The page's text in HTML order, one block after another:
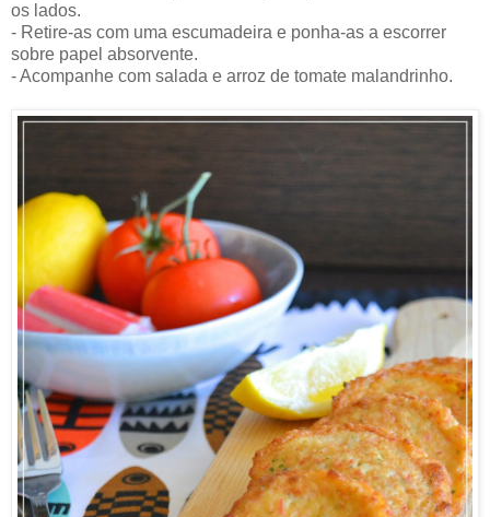
os lados.
- Retire-as com uma escumadeira e ponha-as a escorrer
sobre papel absorvente.
- Acompanhe com salada e arroz de tomate malandrinho.